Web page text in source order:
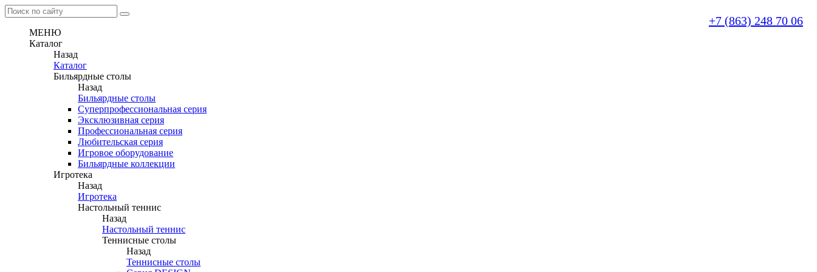
+7 (863) 248 70 06
МЕНЮ
Каталог
Назад
Каталог
Бильярдные столы
Назад
Бильярдные столы
Суперпрофессиональная серия
Эксклюзивная серия
Профессиональная серия
Любительская серия
Игровое оборудование
Бильярдные коллекции
Игротека
Назад
Игротека
Настольный теннис
Назад
Настольный теннис
Теннисные столы
Назад
Теннисные столы